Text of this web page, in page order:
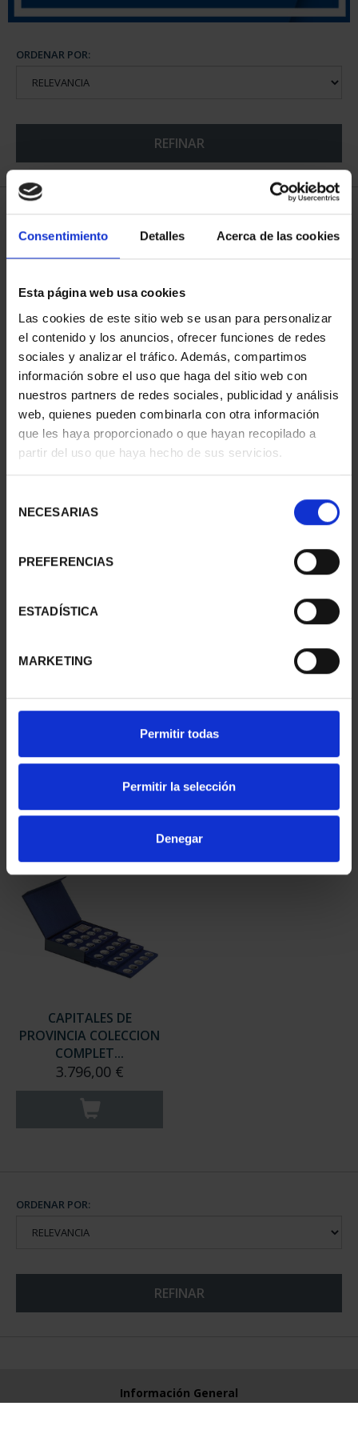
Consentimiento Detalles Acerca de las cookies
Esta página web usa cookies
Las cookies de este sitio web se usan para personalizar
el contenido y los anuncios, ofrecer funciones de redes
sociales y analizar el tráfico. Además, compartimos
información sobre el uso que haga del sitio web con
nuestros partners de redes sociales, publicidad y análisis
web, quienes pueden combinarla con otra información
que les haya proporcionado o que hayan recopilado a
partir del uso que haya hecho de sus servicios.
NECESARIAS
PREFERENCIAS
ESTADÍSTICA
MARKETING
Permitir todas
Permitir la selección
Denegar
ORDENAR POR:
REFINAR
5 Productos encontrados
SUSCRIPCIÓN
CAPITALES DE
PROVINCIA 1
949,00 €
Sólo para usuarios
registrados
SUSCRIPCIÓN
CAPITALES DE
PROVINCIA 2
949,00 €
Sólo para usuarios
registrados
PROVINCIA 3
registrados
PROVINCIA 4
registrados
CAPITALES DE
PROVINCIA COLECCION
COMPLET...
3.796,00 €
ORDENAR POR:
REFINAR
Información General